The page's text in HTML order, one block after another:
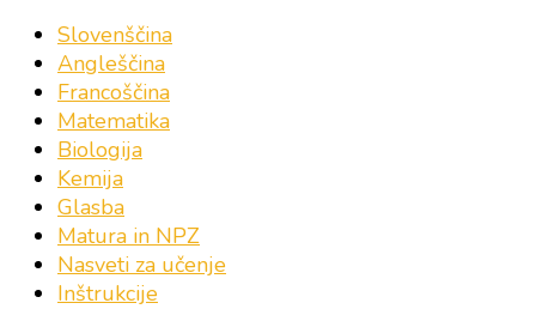
Slovenščina
Angleščina
Francoščina
Matematika
Biologija
Kemija
Glasba
Matura in NPZ
Nasveti za učenje
Inštrukcije